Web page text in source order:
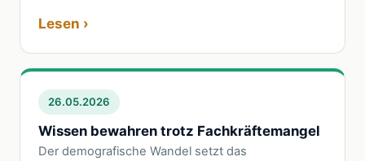
Lesen ›
26.05.2026
Wissen bewahren trotz Fachkräftemangel
Der demografische Wandel setzt das